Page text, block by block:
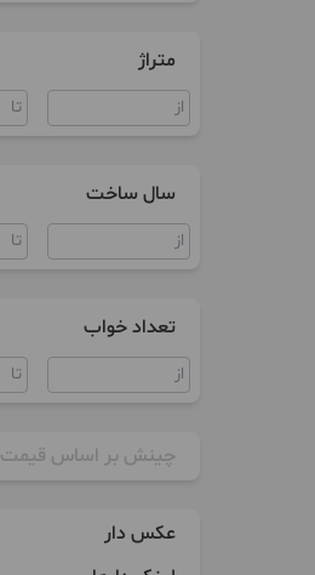
متراژ
سال ساخت
تعداد خواب
چینش بر اساس قیمت
عکس دار